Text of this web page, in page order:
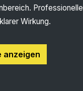
Professionelle
Wirkung.
anzeigen